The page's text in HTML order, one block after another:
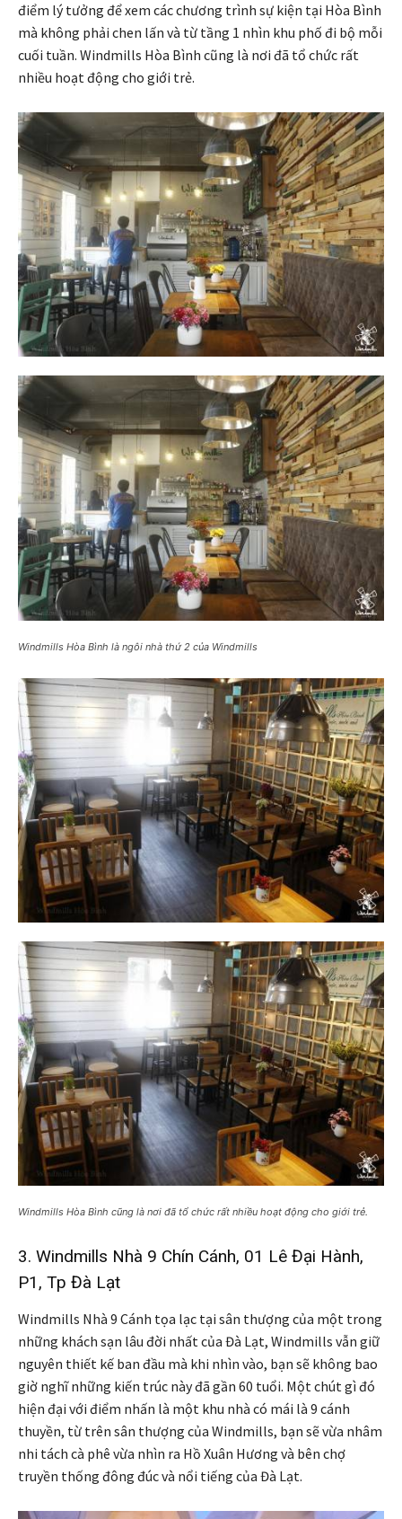
điểm lý tưởng để xem các chương trình sự kiện tại Hòa Bình
mà không phải chen lấn và từ tầng 1 nhìn khu phố đi bộ mỗi
cuối tuần. Windmills Hòa Bình cũng là nơi đã tổ chức rất
nhiều hoạt động cho giới trẻ.
Windmills Hòa Bình là ngôi nhà thứ 2 của Windmills
Windmills Hòa Bình cũng là nơi đã tổ chức rất nhiều hoạt động cho giới trẻ.
3. Windmills Nhà 9 Chín Cánh, 01 Lê Đại Hành,
P1, Tp Đà Lạt
Windmills Nhà 9 Cánh tọa lạc tại sân thượng của một trong
những khách sạn lâu đời nhất của Đà Lạt, Windmills vẫn giữ
nguyên thiết kế ban đầu mà khi nhìn vào, bạn sẽ không bao
giờ nghĩ những kiến trúc này đã gần 60 tuổi. Một chút gì đó
hiện đại với điểm nhấn là một khu nhà có mái là 9 cánh
thuyền, từ trên sân thượng của Windmills, bạn sẽ vừa nhâm
nhi tách cà phê vừa nhìn ra Hồ Xuân Hương và bên chợ
truyền thống đông đúc và nổi tiếng của Đà Lạt.